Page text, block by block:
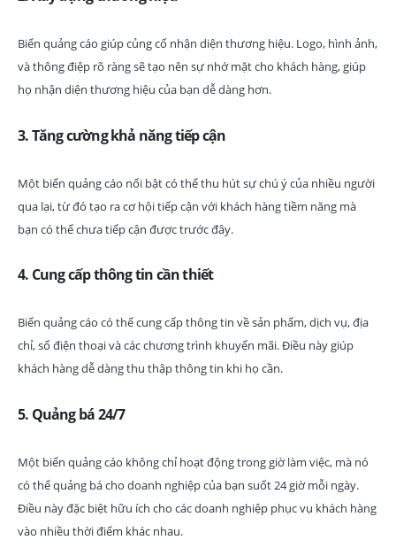
Biển quảng cáo giúp củng cố nhận diện thương hiệu. Logo, hình ảnh,
và thông điệp rõ ràng sẽ tạo nên sự nhớ mặt cho khách hàng, giúp
họ nhận diện thương hiệu của bạn dễ dàng hơn.
3.Tăng cường khả năng tiếp cận
Một biển quảng cáo nổi bật có thể thu hút sự chú ý của nhiều người
qua lại, từ đó tạo ra cơ hội tiếp cận với khách hàng tiềm năng mà
bạn có thể chưa tiếp cận được trước đây.
4. Cung cấp thông tin cần thiết
Biển quảng cáo có thể cung cấp thông tin về sản phẩm, dịch vụ, địa
chỉ, số điện thoại và các chương trình khuyến mãi. Điều này giúp
khách hàng dễ dàng thu thập thông tin khi họ cần.
5. Quảng bá 24/7
Một biển quảng cáo không chỉ hoạt động trong giờ làm việc, mà nó
có thể quảng bá cho doanh nghiệp của bạn suốt 24 giờ mỗi ngày.
Điều này đặc biệt hữu ích cho các doanh nghiệp phục vụ khách hàng
vào nhiều thời điểm khác nhau.